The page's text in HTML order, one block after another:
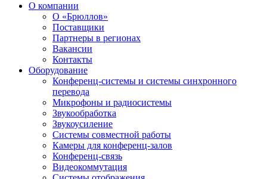
О компании
О «Брюллов»
Поставщики
Партнеры в регионах
Вакансии
Контакты
Оборудование
Конференц-системы и системы синхронного
перевода
Микрофоны и радиосистемы
Звукообработка
Звукоусиление
Системы совместной работы
Камеры для конференц-залов
Конференц-связь
Видеокоммутация